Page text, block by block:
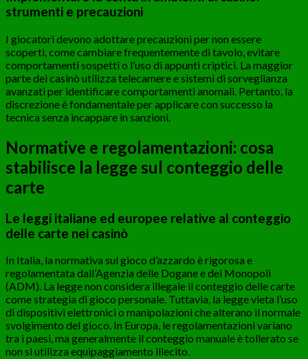
strumenti e precauzioni
I giocatori devono adottare precauzioni per non essere
scoperti, come cambiare frequentemente di tavolo, evitare
comportamenti sospetti o l’uso di appunti criptici. La maggior
parte dei casinò utilizza telecamere e sistemi di sorveglianza
avanzati per identificare comportamenti anomali. Pertanto, la
discrezione è fondamentale per applicare con successo la
tecnica senza incappare in sanzioni.
Normative e regolamentazioni: cosa
stabilisce la legge sul conteggio delle
carte
Le leggi italiane ed europee relative al conteggio
delle carte nei casinò
In Italia, la normativa sul gioco d’azzardo è rigorosa e
regolamentata dall’Agenzia delle Dogane e dei Monopoli
(ADM). La legge non considera illegale il conteggio delle carte
come strategia di gioco personale. Tuttavia, la legge vieta l’uso
di dispositivi elettronici o manipolazioni che alterano il normale
svolgimento del gioco. In Europa, le regolamentazioni variano
tra i paesi, ma generalmente il conteggio manuale è tollerato se
non si utilizza equipaggiamento illecito.